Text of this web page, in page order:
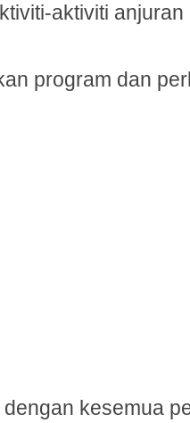
aktiviti
program dan
kesemua